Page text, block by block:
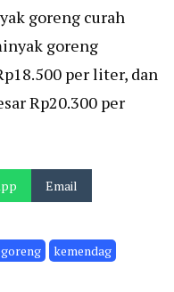
goreng curah
goreng
per liter, dan
Rp20.300 per
Email
kemendag